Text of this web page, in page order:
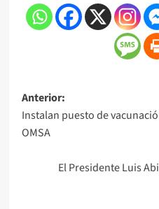
Anterior:
Instalan puesto de
OMSA
El Presidente Luis